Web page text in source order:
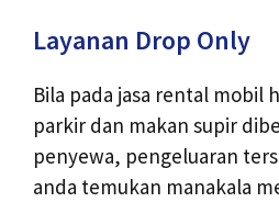
Layanan Drop Only
Bila pada jasa rental mobil
parkir dan makan supir
penyewa, pengeluaran
anda temukan manakala